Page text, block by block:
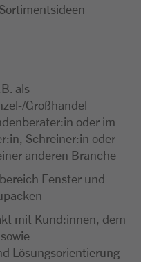
als
Großhandel
oder im
Schreiner:in oder
anderen Branche
Fenster und
mit Kund:innen, dem
Lösungsorientierung